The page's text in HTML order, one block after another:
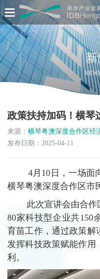
新
政策扶持加码！横琴
来源： 横琴粤澳深度合作区经
发布日期：2025-04-11
4月10日，一场面向
横琴粤澳深度合作区市
此次宣讲会由合作
80家科技型企业共150
育苗工作，通过政策解
发挥科技政策赋能作用
利。